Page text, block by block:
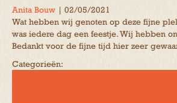
Anita Bouw | 02/05/2021
Wat hebben wij genoten op deze fijne
was iedere dag een feestje. Wij hebben
Bedankt voor de fijne tijd hier zeer
Categorieën: